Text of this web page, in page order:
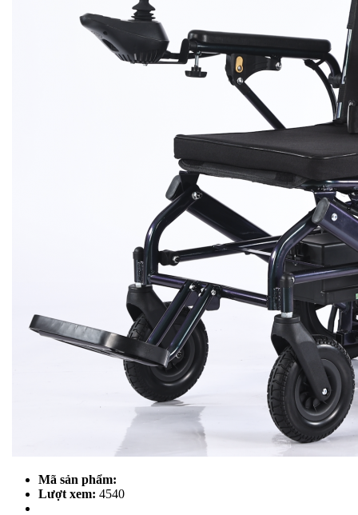
Mã sản phẩm:
Lượt xem: 4540